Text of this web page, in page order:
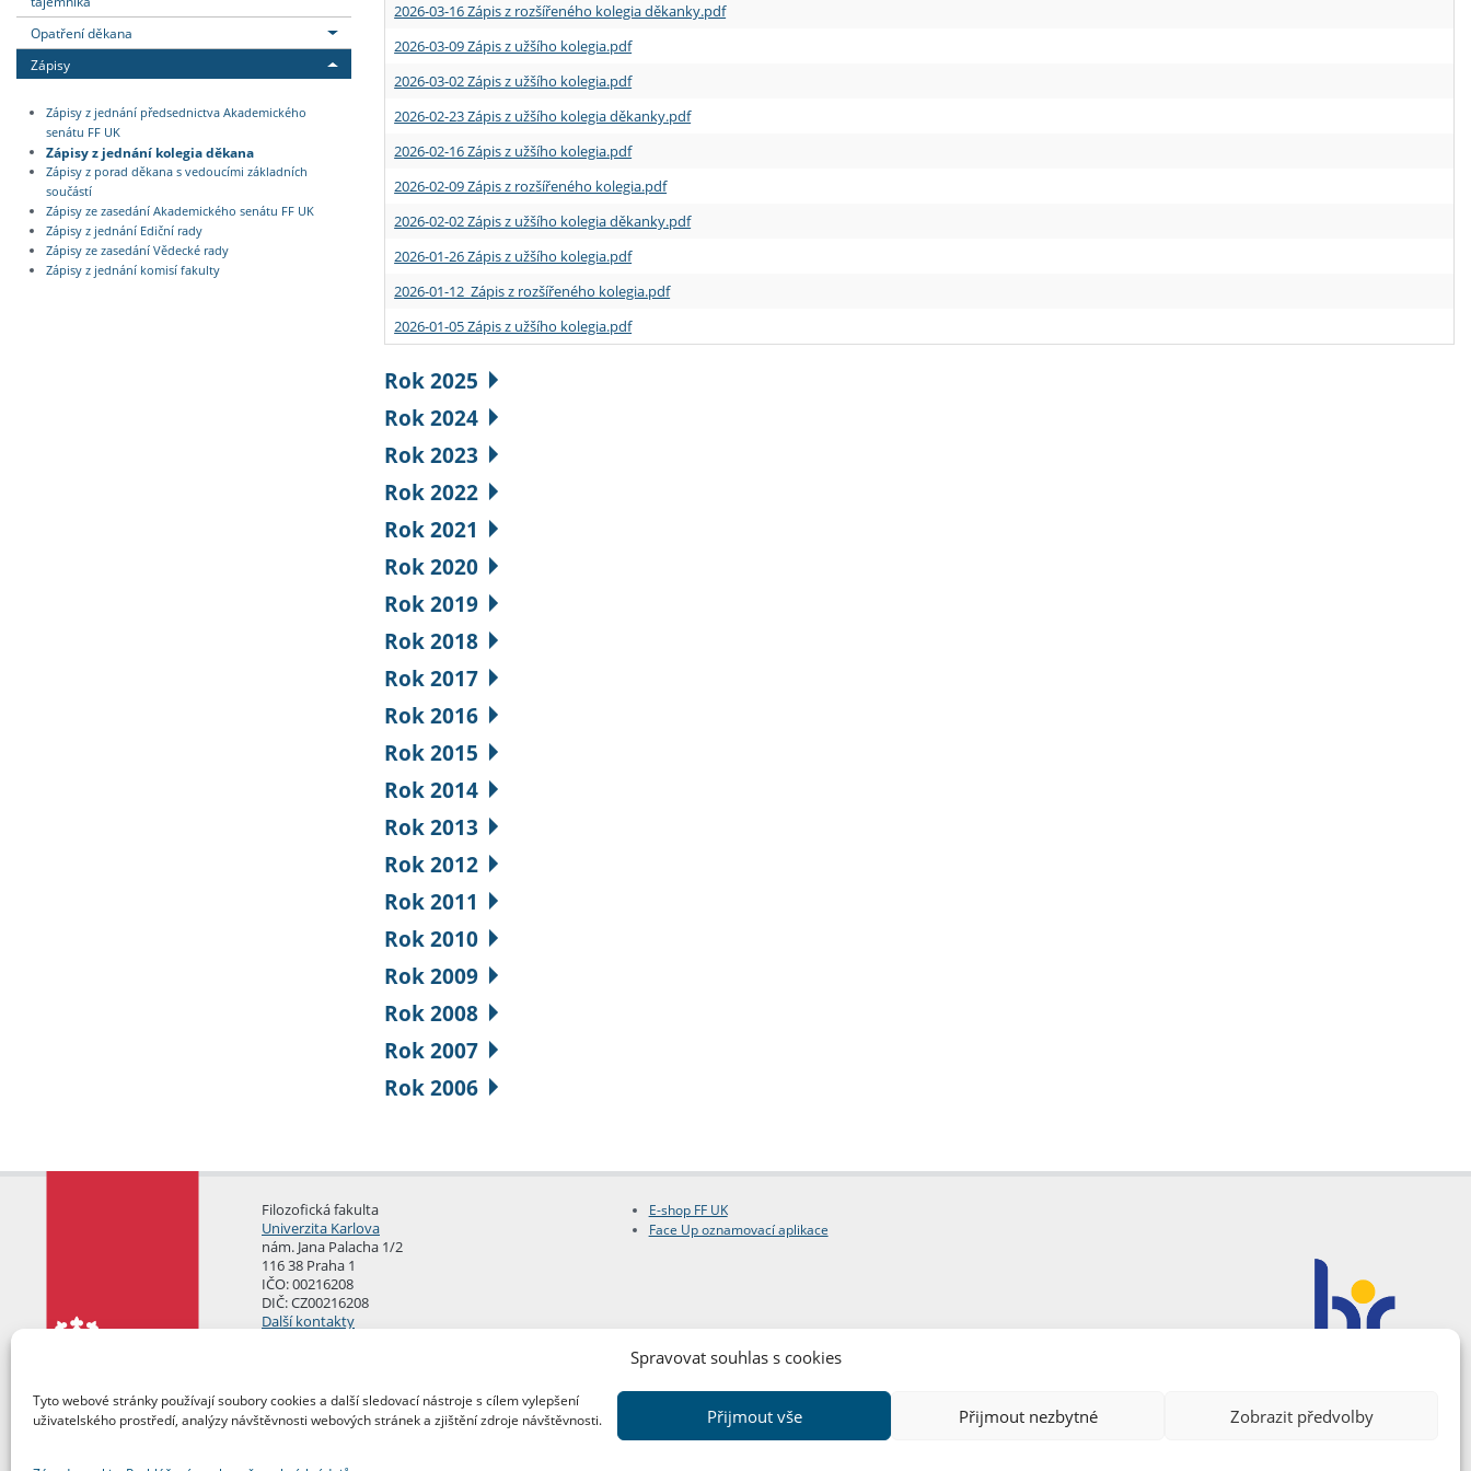
Spravovat souhlas s cookies
Tyto webové stránky používají soubory cookies a další sledovací nástroje s cílem vylepšení
uživatelského prostředí, analýzy návštěvnosti webových stránek a zjištění zdroje návštěvnosti.
Přijmout vše Přijmout nezbytné Zobrazit předvolby
Opatření děkana
Zápisy
Zápisy z jednání předsednictva Akademického
senátu FF UK
Zápisy z jednání kolegia děkana
Zápisy z porad děkana s vedoucími základních
součástí
Zápisy ze zasedání Akademického senátu FF UK
Zápisy z jednání Ediční rady
Zápisy ze zasedání Vědecké rady
Zápisy z jednání komisí fakulty
2026-03-16 Zápis z rozšířeného kolegia děkanky.pdf
2026-03-09 Zápis z užšího kolegia.pdf
2026-03-02 Zápis z užšího kolegia.pdf
2026-02-23 Zápis z užšího kolegia děkanky.pdf
2026-02-16 Zápis z užšího kolegia.pdf
2026-02-09 Zápis z rozšířeného kolegia.pdf
2026-02-02 Zápis z užšího kolegia děkanky.pdf
2026-01-26 Zápis z užšího kolegia.pdf
2026-01-12 Zápis z rozšířeného kolegia.pdf
2026-01-05 Zápis z užšího kolegia.pdf
Rok 2025
Rok 2024
Rok 2023
Rok 2022
Rok 2021
Rok 2020
Rok 2019
Rok 2018
Rok 2017
Rok 2016
Rok 2015
Rok 2014
Rok 2013
Rok 2012
Rok 2011
Rok 2010
Rok 2009
Rok 2008
Rok 2007
Rok 2006
Filozofická fakulta
Univerzita Karlova
nám. Jana Palacha 1/2
116 38 Praha 1
IČO: 00216208
DIČ: CZ00216208
Další kontakty
E-shop FF UK
Face Up oznamovací aplikace